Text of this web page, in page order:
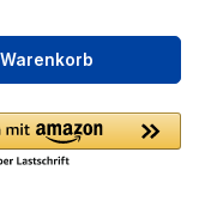
Warenkorb